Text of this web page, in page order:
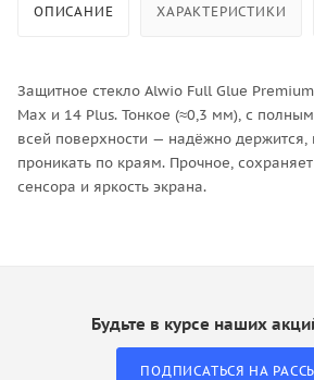
ОПИСАНИЕ ХАРАКТЕРИСТИКИ
Защитное стекло Alwio Full Glue
Max и 14 Plus. Тонкое (≈0,3 мм), с
всей поверхности — надёжно держится,
проникать по краям. Прочное, сохраняет
сенсора и яркость экрана.
Будьте в курсе наших
ПОДПИСАТЬСЯ НА